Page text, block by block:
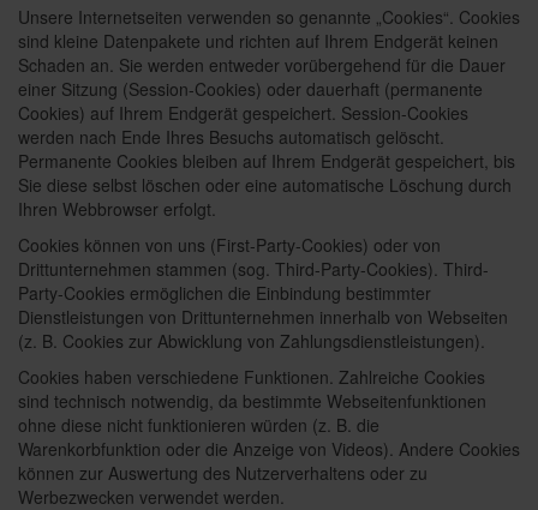
Unsere Internetseiten verwenden so genannte „Cookies“. Cookies
sind kleine Datenpakete und richten auf Ihrem Endgerät keinen
Schaden an. Sie werden entweder vorübergehend für die Dauer
einer Sitzung (Session-Cookies) oder dauerhaft (permanente
Cookies) auf Ihrem Endgerät gespeichert. Session-Cookies
werden nach Ende Ihres Besuchs automatisch gelöscht.
Permanente Cookies bleiben auf Ihrem Endgerät gespeichert, bis
Sie diese selbst löschen oder eine automatische Löschung durch
Ihren Webbrowser erfolgt.
Cookies können von uns (First-Party-Cookies) oder von
Drittunternehmen stammen (sog. Third-Party-Cookies). Third-
Party-Cookies ermöglichen die Einbindung bestimmter
Dienstleistungen von Drittunternehmen innerhalb von Webseiten
(z. B. Cookies zur Abwicklung von Zahlungsdienstleistungen).
Cookies haben verschiedene Funktionen. Zahlreiche Cookies
sind technisch notwendig, da bestimmte Webseitenfunktionen
ohne diese nicht funktionieren würden (z. B. die
Warenkorbfunktion oder die Anzeige von Videos). Andere Cookies
können zur Auswertung des Nutzerverhaltens oder zu
Werbezwecken verwendet werden.